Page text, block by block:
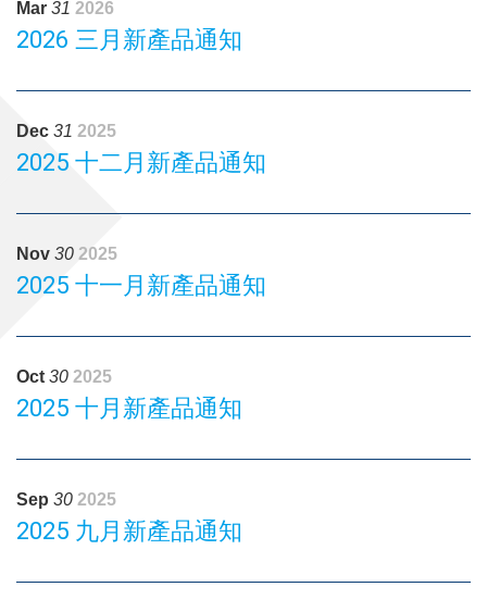
Mar 31 2026
2026 三月新產品通知
Dec 31 2025
2025 十二月新產品通知
Nov 30 2025
2025 十一月新產品通知
Oct 30 2025
2025 十月新產品通知
Sep 30 2025
2025 九月新產品通知